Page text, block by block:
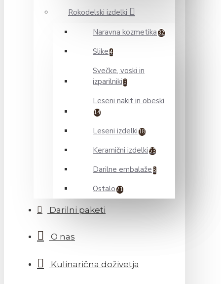
Rokodelski izdelki
Naravna kozmetika 32
Slike 4
Svečke, voski in
izparilniki 3
Leseni nakit in obeski
14
Leseni izdelki 18
Keramični izdelki 53
Darilne embalaže 8
Ostalo 21
Darilni paketi
O nas
Kulinarična doživetja